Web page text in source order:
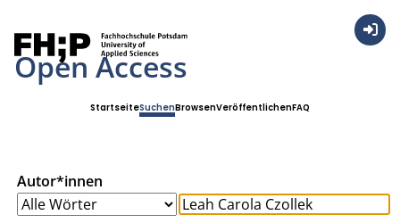
Open Access
StartseiteSuchenBrowsenVeröffentlichenFAQ
Autor*innen